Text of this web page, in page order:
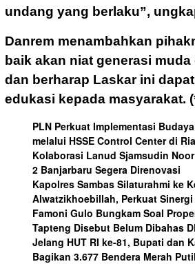
undang yang berlaku”,
Danrem menambahkan
baik akan niat generasi muda
dan berharap Laskar ini
edukasi kepada masyarakat.
PLN Perkuat Implementasi
melalui HSSE Control Center di
Kolaborasi Lanud Sjamsudin
2 Banjarbaru Segera Direnovasi
Kapolres Sambas Silaturahmi ke
Alwatzikhoebillah, Perkuat
Famoni Gulo Bungkam Soal
Tapteng Disebut Belum Dibahas
Jelang HUT RI ke-81, Bupati dan
Bagikan 3.677 Bendera Merah